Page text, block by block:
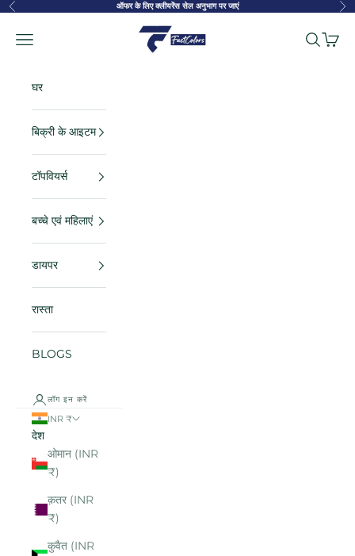
सामग्री पर जाएं
पहले का ऑफर के लिए क्लीयरेंस सेल अनुभाग पर जाएं
FastColors
नेविगेशन मेनू खोजकार्ट
घर
बिक्री के आइटम
टॉपवियर्स
बच्चे एवं महिलाएं
डायपर
रास्ता
BLOGS
लॉग इन करें
INR ₹
देश
ओमान (INR
₹)
क़तर (INR
₹)
कुवैत (INR